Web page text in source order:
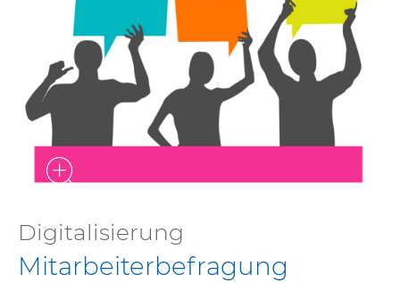
Digitalisierung
Mitarbeiterbefragung